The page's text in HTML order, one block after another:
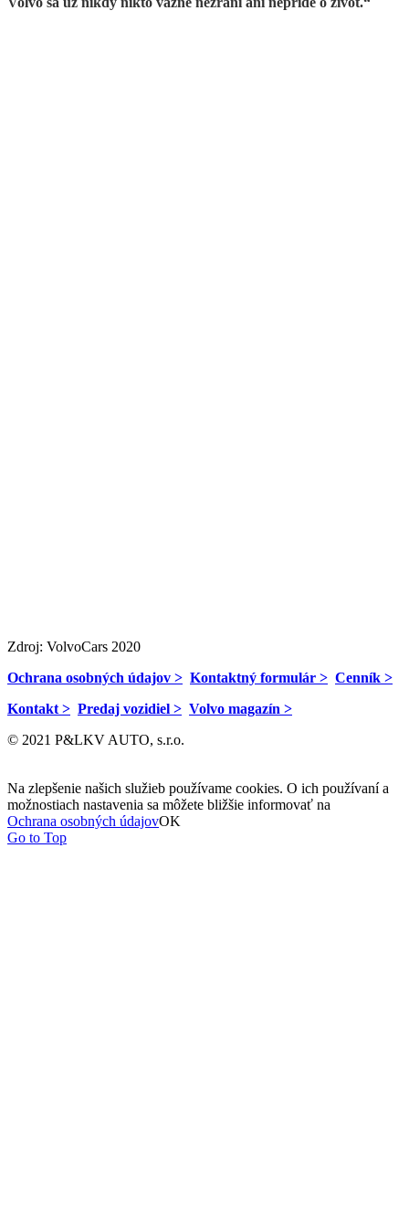
Zdroj: VolvoCars 2020
Ochrana osobných údajov > Kontaktný formulár > Cenník >
Kontakt > Predaj vozidiel > Volvo magazín >
© 2021 P&LKV AUTO, s.r.o.
Na zlepšenie našich služieb používame cookies. O ich používaní a
možnostiach nastavenia sa môžete bližšie informovať na
Ochrana osobných údajovOK
Go to Top